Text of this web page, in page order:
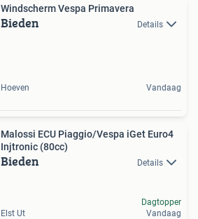
Windscherm Vespa Primavera
Bieden Details
Hoeven Vandaag
Malossi ECU Piaggio/Vespa iGet Euro4
Injtronic (80cc)
Bieden Details
Elst Ut
Dagtopper
Vandaag